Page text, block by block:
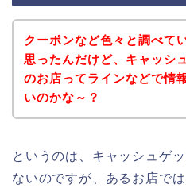
クーポンなど色々と調べて
思ったんだけど、キャッシ
のお店ってラインなどで情
いのかな～？
というのは、キャッシュゲ
ないのですが、あるお店で